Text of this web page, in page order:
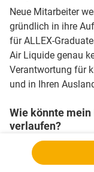
Neue Mitarbeiter
gründlich in ihre
für ALLEX-
Air Liquide genau
Verantwortung für
und in Ihren
Wie könnte
verlaufen?
Die Karrierewege
Fresh Graduate